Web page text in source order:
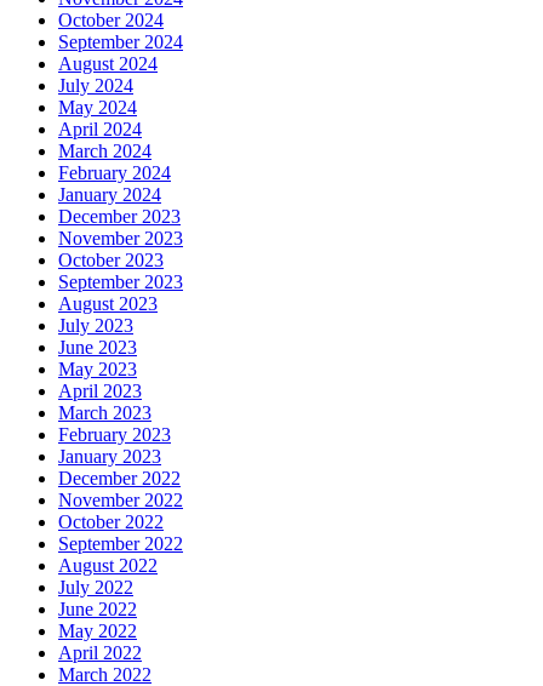
October 2024
September 2024
August 2024
July 2024
May 2024
April 2024
March 2024
February 2024
January 2024
December 2023
November 2023
October 2023
September 2023
August 2023
July 2023
June 2023
May 2023
April 2023
March 2023
February 2023
January 2023
December 2022
November 2022
October 2022
September 2022
August 2022
July 2022
June 2022
May 2022
April 2022
March 2022